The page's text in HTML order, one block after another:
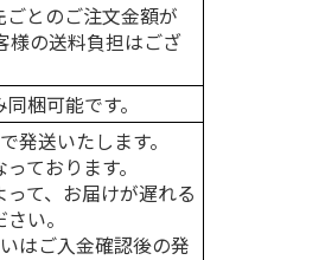
とのご注文金額が
様の送料負担はござ
梱可能です。
発送いたします。
ております。
て、お届けが遅れる
い。
はご入金確認後の発